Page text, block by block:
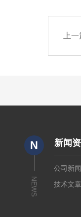
上
N
NEWS
新闻
公司新
技术文